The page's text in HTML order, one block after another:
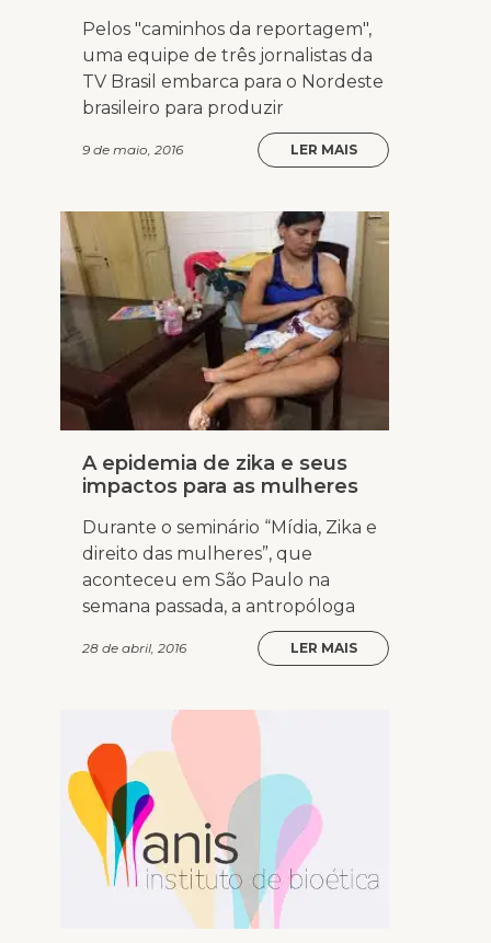
Pelos "caminhos da reportagem",
uma equipe de três jornalistas da
TV Brasil embarca para o Nordeste
brasileiro para produzir
9 de maio, 2016 LER MAIS
A epidemia de zika e seus
impactos para as mulheres
Durante o seminário “Mídia, Zika e
direito das mulheres”, que
aconteceu em São Paulo na
semana passada, a antropóloga
28 de abril, 2016 LER MAIS